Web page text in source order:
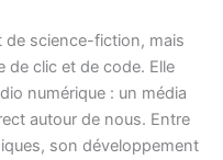
de science-fiction, mais
de clic et de code. Elle
numérique : un média
autour de nous. Entre
son développement